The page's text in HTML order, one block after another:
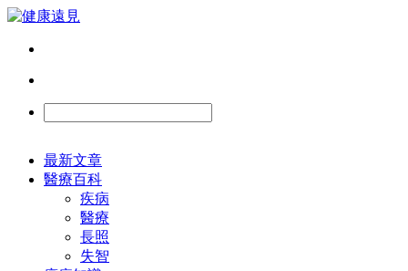
最新文章
醫療百科
疾病
醫療
長照
失智